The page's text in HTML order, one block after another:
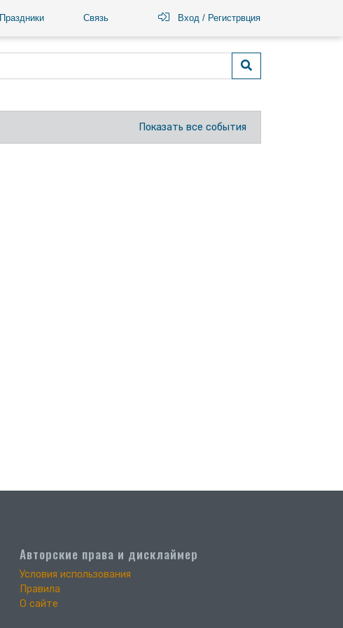
Праздники Связь Вход / Регистрвция
Показать все события
Авторские права и дисклаймер
Условия использования
Правила
О сайте